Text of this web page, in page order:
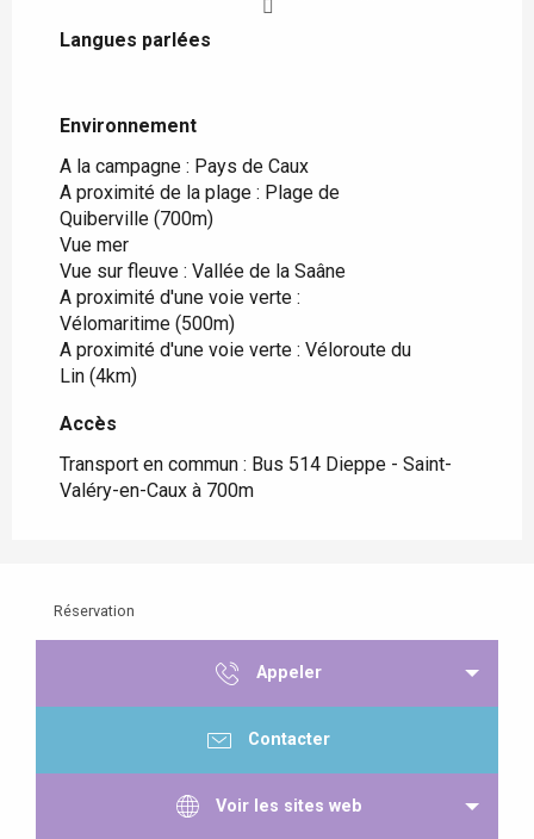
Langues parlées
Langues parlées
Environnement
Environnement
A la campagne : Pays de Caux
A proximité de la plage : Plage de
Quiberville (700m)
Vue mer
Vue sur fleuve : Vallée de la Saâne
A proximité d'une voie verte :
Vélomaritime (500m)
A proximité d'une voie verte : Véloroute du
Lin (4km)
Accès
Accès
Transport en commun : Bus 514 Dieppe - Saint-
Valéry-en-Caux à 700m
Réservation
Appeler
Contacter
Voir les sites web